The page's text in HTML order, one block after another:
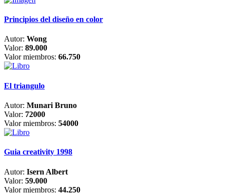
Principios del diseño en color
Autor: Wong
Valor: 89.000
Valor miembros: 66.750
El triangulo
Autor: Munari Bruno
Valor: 72000
Valor miembros: 54000
Guia creativity 1998
Autor: Isern Albert
Valor: 59.000
Valor miembros: 44.250